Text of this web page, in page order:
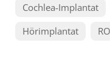
Cochlea-Implantat
Hörimplantat